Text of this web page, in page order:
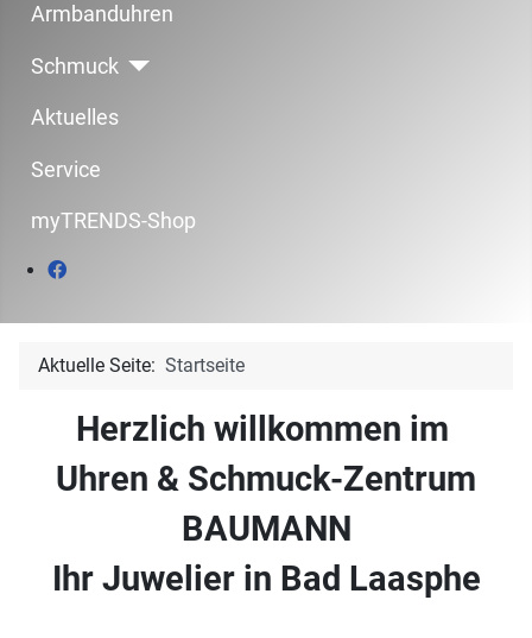
Armbanduhren
Schmuck
Aktuelles
Service
myTRENDS-Shop
Aktuelle Seite: Startseite
Herzlich willkommen im
Uhren & Schmuck-Zentrum
BAUMANN
Ihr Juwelier in Bad Laasphe